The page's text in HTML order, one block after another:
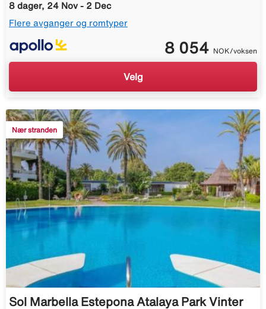
8 dager, 24 Nov - 2 Dec
Flere avganger og romtyper
8 054 NOK/voksen
Velg
Nær stranden
Sol Marbella Estepona Atalaya Park Vinter